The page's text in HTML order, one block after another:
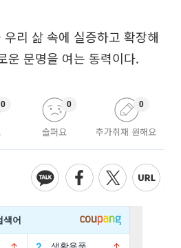
리 삶 속에 실증하고 확장해
운 문명을 여는 동력이다.
0
슬퍼요
0
추가취재 원해요
0